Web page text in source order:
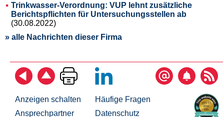
Trinkwasser-Verordnung: VUP lehnt zusätzliche
Berichtspflichten für Untersuchungsstellen ab
(30.08.2022)
» alle Nachrichten dieser Firma
Anzeigen schalten
Ansprechpartner
Häufige Fragen
Datenschutz